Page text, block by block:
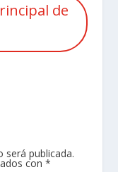
de
será publicada.
con *